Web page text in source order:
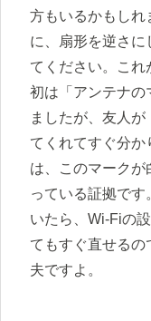
方もいるかもしれ
に、扇形を逆さに
てください。こ
初は「アンテナの
ましたが、友人が
てくれてすぐ分か
は、このマーク
っている証拠で
いたら、Wi-Fiの
てもすぐ直せるの
夫ですよ。